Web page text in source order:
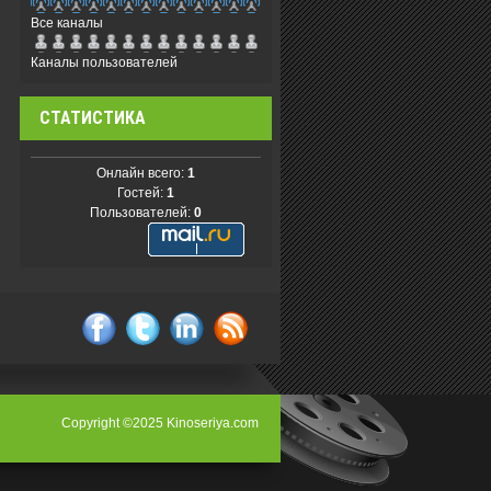
Все каналы
Каналы пользователей
СТАТИСТИКА
Онлайн всего: 1
Гостей: 1
Пользователей: 0
Copyright ©2025 Kinoseriya.com